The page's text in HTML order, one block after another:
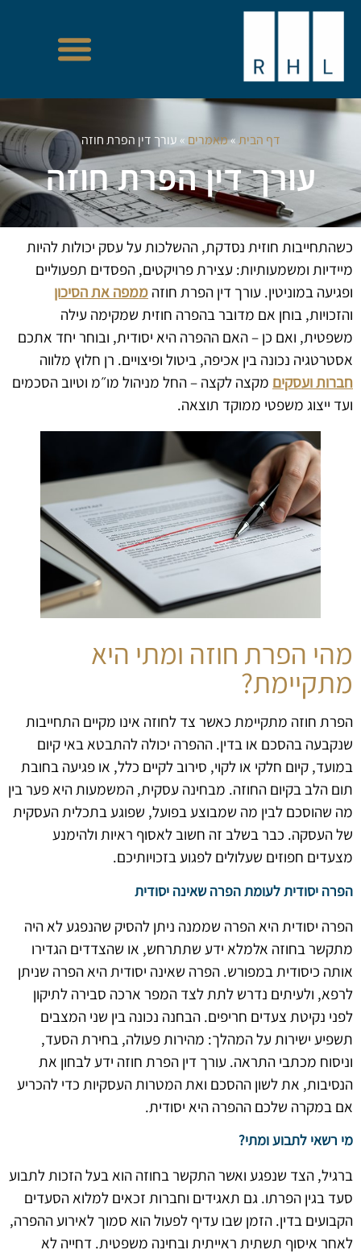
דף הבית»מאמרים » עורך דין הפרת חוזה
עורך דין הפרת חוזה
כשהתחייבות חוזית נסדקת, ההשלכות על עסק יכולות להיות
מיידיות ומשמעותיות: עצירת פרויקטים, הפסדים תפעוליים
ופגיעה במוניטין. עורך דין הפרת חוזה ממפה את הסיכון
והזכויות, בוחן אם מדובר בהפרה חוזית שמקימה עילה
משפטית, ואם כן – האם ההפרה היא יסודית, ובוחר יחד אתכם
אסטרטגיה נכונה בין אכיפה, ביטול ופיצויים. רן חלוץ מלווה
חברות ועסקים מקצה לקצה – החל מניהול מו״מ וטיוב הסכמים
ועד ייצוג משפטי ממוקד תוצאה.
מהי הפרת חוזה ומתי היא
מתקיימת?
הפרת חוזה מתקיימת כאשר צד לחוזה אינו מקיים התחייבות
שנקבעה בהסכם או בדין. ההפרה יכולה להתבטא באי קיום
במועד, קיום חלקי או לקוי, סירוב לקיים כלל, או פגיעה בחובת
תום הלב בקיום החוזה. מבחינה עסקית, המשמעות היא פער בין
מה שהוסכם לבין מה שמבוצע בפועל, שפוגע בתכלית העסקית
של העסקה. כבר בשלב זה חשוב לאסוף ראיות ולהימנע
מצעדים חפוזים שעלולים לפגוע בזכויותיכם.
הפרה יסודית לעומת הפרה שאינה יסודית
הפרה יסודית היא הפרה שממנה ניתן להסיק שהנפגע לא היה
מתקשר בחוזה אלמלא ידע שתתרחש, או שהצדדים הגדירו
אותה כיסודית במפורש. הפרה שאינה יסודית היא הפרה שניתן
לרפא, ולעיתים נדרש לתת לצד המפר ארכה סבירה לתיקון
לפני נקיטת צעדים חריפים. הבחנה נכונה בין שני המצבים
תשפיע ישירות על המהלך: מהירות פעולה, בחירת הסעד,
וניסוח מכתבי התראה. עורך דין הפרת חוזה ידע לבחון את
הנסיבות, את לשון ההסכם ואת המטרות העסקיות כדי להכריע
אם במקרה שלכם ההפרה היא יסודית.
מי רשאי לתבוע ומתי?
ברגיל, הצד שנפגע ואשר התקשר בחוזה הוא בעל הזכות לתבוע
סעד בגין הפרתו. גם תאגידים וחברות זכאים למלוא הסעדים
הקבועים בדין. הזמן שבו עדיף לפעול הוא סמוך לאירוע ההפרה,
לאחר איסוף תשתית ראייתית ובחינה משפטית. דחייה לא